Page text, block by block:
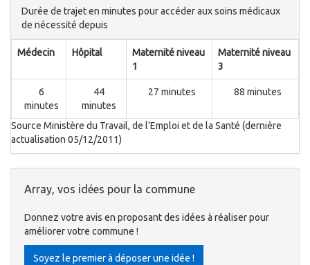
Durée de trajet en minutes pour accéder aux soins médicaux
de nécessité depuis
Médecin Hôpital
Maternité niveau
1
Maternité niveau
3
6
minutes
44
minutes
27 minutes 88 minutes
Source Ministère du Travail, de l'Emploi et de la Santé (dernière
actualisation 05/12/2011)
Array, vos idées pour la commune
Donnez votre avis en proposant des idées à réaliser pour
améliorer votre commune !
Soyez le premier à déposer une idée !